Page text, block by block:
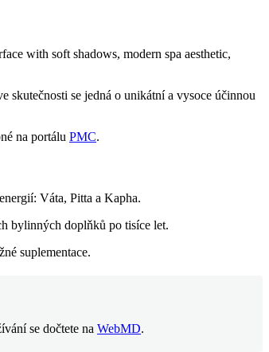
se jedná o unikátní a vysoce účinnou
na portálu PMC.
Váta, Pitta a Kapha.
bylinných doplňků po tisíce let.
suplementace.
se dočtete na WebMD.